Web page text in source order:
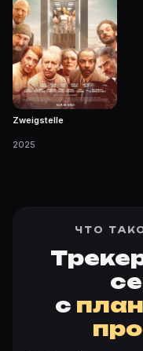
Zweigstelle
2025
ЧТО
с